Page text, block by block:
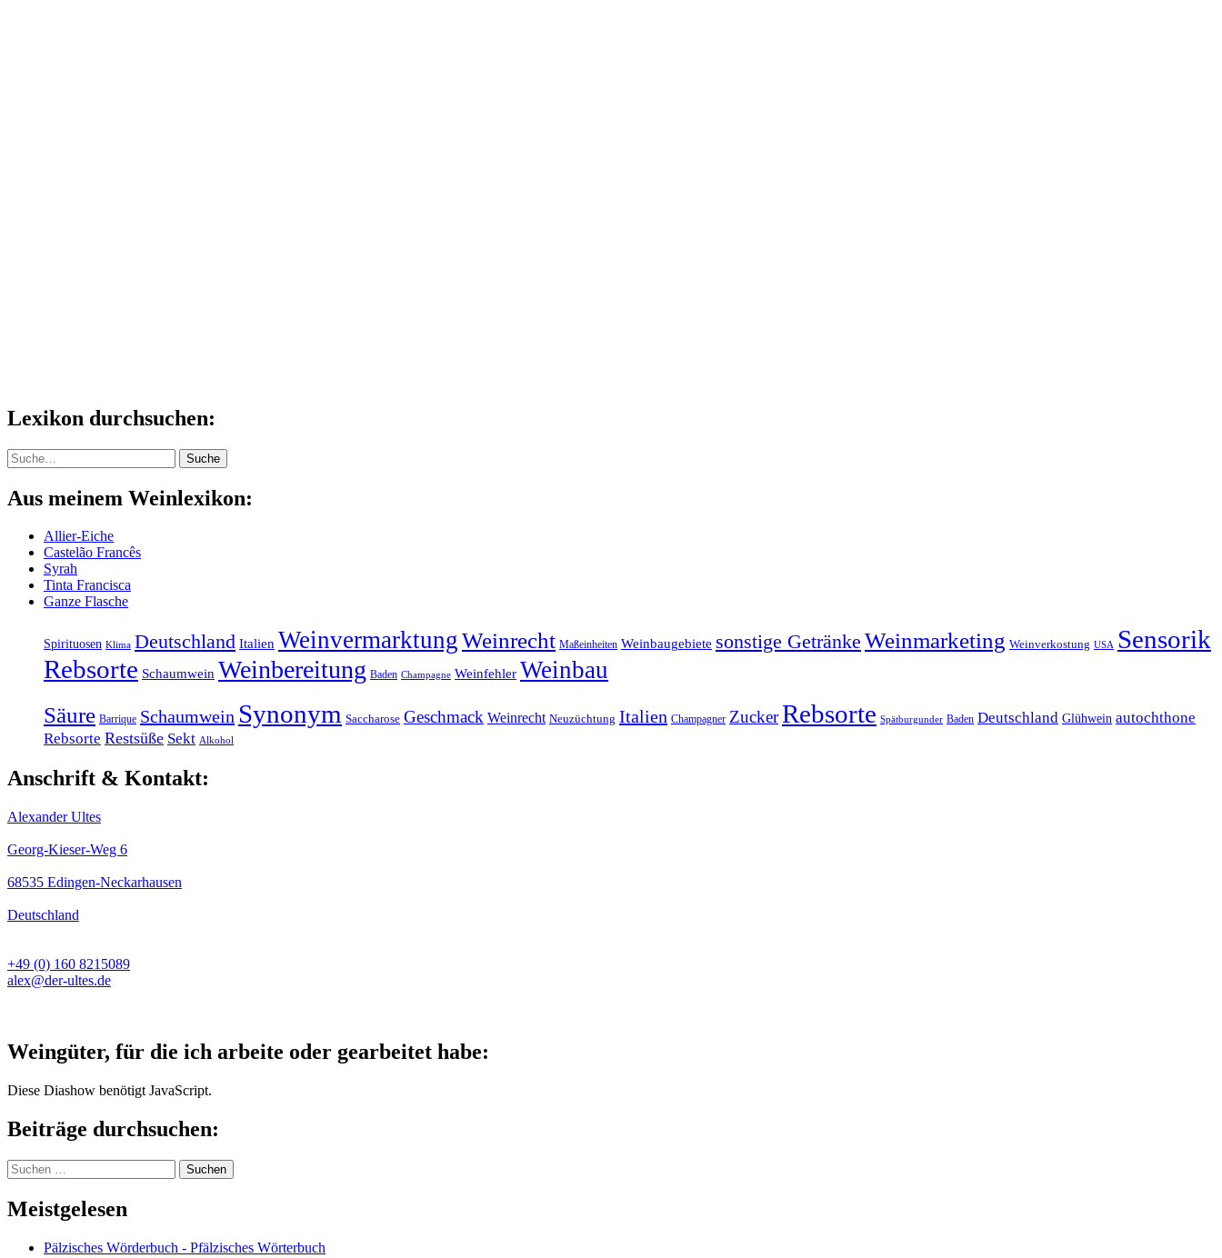
Lexikon durchsuchen:
Suche Suche
Aus meinem Weinlexikon:
Allier-Eiche
Castelão Francês
Syrah
Tinta Francisca
Ganze Flasche
Spirituosen Klima Deutschland Italien WeinvermarktungWeinrecht Maßeinheiten Weinbaugebiete sonstige Getränke Weinmarketing Weinverkostung USA Sensorik
Rebsorte Schaumwein Weinbereitung Baden Champagne Weinfehler Weinbau
Säure Barrique Schaumwein Synonym Saccharose Geschmack Weinrecht Neuzüchtung Italien Champagner ZuckerRebsorte Spätburgunder Baden Deutschland Glühwein autochthone
Rebsorte Restsüße Sekt Alkohol
Anschrift & Kontakt:
Alexander Ultes
Georg-Kieser-Weg 6
68535 Edingen-Neckarhausen
Deutschland
+49 (0) 160 8215089
alex@der-ultes.de
Weingüter, für die ich arbeite oder gearbeitet habe:
Diese Diashow benötigt JavaScript.
Beiträge durchsuchen:
Suchen
nach:
Meistgelesen
Pälzisches Wörderbuch - Pfälzisches Wörterbuch